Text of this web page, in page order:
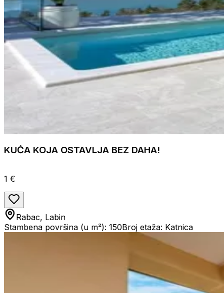
KUĆA KOJA OSTAVLJA BEZ DAHA!
1 €
Rabac, Labin
Stambena površina (u m²): 150Broj etaža: Katnica